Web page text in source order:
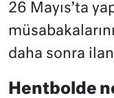
26 Mayıs’ta
daha sonra
Hentbolde